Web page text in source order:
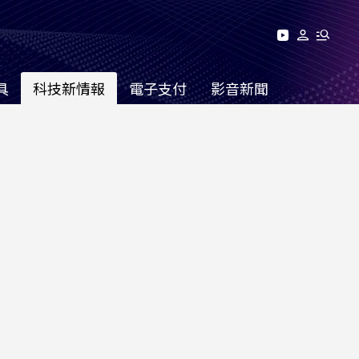
科技新情報 電子支付 影音新聞